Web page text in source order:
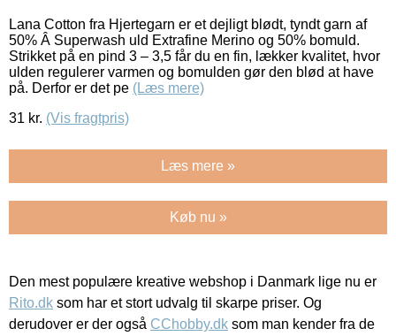
Lana Cotton fra Hjertegarn er et dejligt blødt, tyndt garn af
50% Â Superwash uld Extrafine Merino og 50% bomuld.
Strikket på en pind 3 – 3,5 får du en fin, lækker kvalitet, hvor
ulden regulerer varmen og bomulden gør den blød at have
på. Derfor er det pe (Læs mere)
31 kr. (Vis fragtpris)
Læs mere »
Køb nu »
Den mest populære kreative webshop i Danmark lige nu er
Rito.dk som har et stort udvalg til skarpe priser. Og
derudover er der også CChobby.dk som man kender fra de